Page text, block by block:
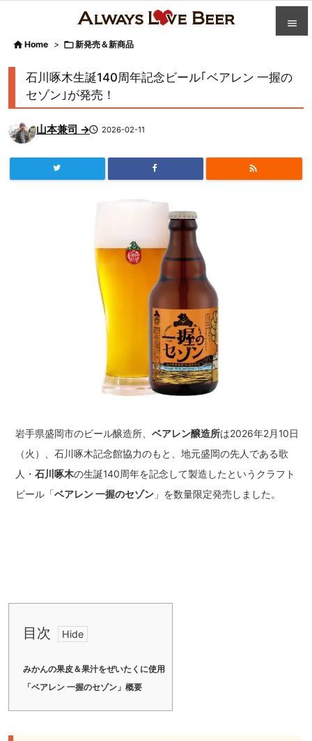



 Home > 新発売＆新商品
石川啄木生誕140周年記念ビール｢ベアレン 一握の
セゾン｣が発売！
山本兼司 → 2026-02-11

岩手県盛岡市のビール醸造所、 ベアレン醸造所は2026年2月10日
（火）、石川啄木記念館協力のもと、地元盛岡の先人である歌
人・ 石川啄木の生誕140周年を記念して製造したというクラフト
ビール「ベアレン 一握のセゾン 」を数量限定発売しました。
目次
みかんの果皮＆果汁をぜいたくに使用
「ベアレン 一握のセゾン」概要